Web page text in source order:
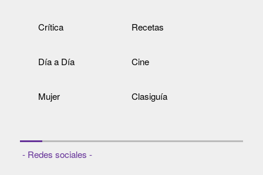
Crítica Recetas
Día a Día Cine
Mujer Clasiguía
- Redes sociales -